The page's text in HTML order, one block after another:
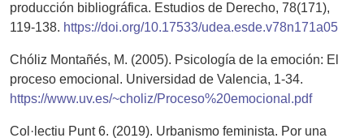
producción bibliográfica. Estudios de Derecho, 78(171),
119-138. https://doi.org/10.17533/udea.esde.v78n171a05
Chóliz Montañés, M. (2005). Psicología de la emoción: El
proceso emocional. Universidad de Valencia, 1-34.
https://www.uv.es/~choliz/Proceso%20emocional.pdf
Col·lectiu Punt 6. (2019). Urbanismo feminista. Por una